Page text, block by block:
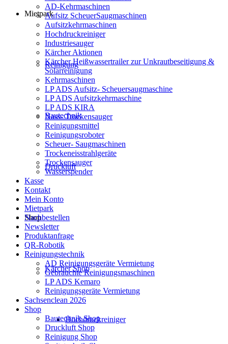
Mietpark
Reinigung
Bautechnik
Druckluft
Shop
Kärcher Shop
Hochdruckreiniger
AD-Kehrmaschinen
Aufsitz ScheuerSaugmaschinen
Aufsitzkehrmaschinen
Hochdruckreiniger
Industriesauger
Kärcher Aktionen
Kärcher Heißwassertrailer zur Unkrautbeseitigung &
Solarreinigung
Kehrmaschinen
LP ADS Aufsitz- Scheuersaugmaschine
LP ADS Aufsitzkehrmaschine
LP ADS KIRA
Nass- Trockensauger
Reinigungsmittel
Reinigungsroboter
Scheuer- Saugmaschinen
Trockeneisstrahlgeräte
Trockensauger
Wasserspender
Kasse
Kontakt
Mein Konto
Mietpark
Nachbestellen
Newsletter
Produktanfrage
QR-Robotik
Reinigungstechnik
AD Reinigungsgeräte Vermietung
Gebrauchte Reinigungsmaschinen
LP ADS Kemaro
Reinigungsgeräte Vermietung
Sachsenclean 2026
Shop
Bautechnik Shop
Druckluft Shop
Reinigung Shop